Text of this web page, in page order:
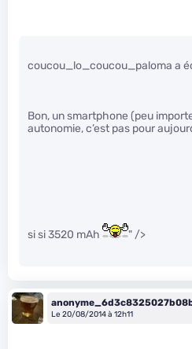
coucou_lo_coucou_paloma a
Bon, un smartphone (peu
autonomie, c’est pas pour
si si 3520 mAh " />
Le 20/08/2014 à 12h11